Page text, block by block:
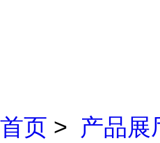
首页 > 产品展